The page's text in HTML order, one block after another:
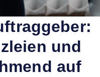
und
auf